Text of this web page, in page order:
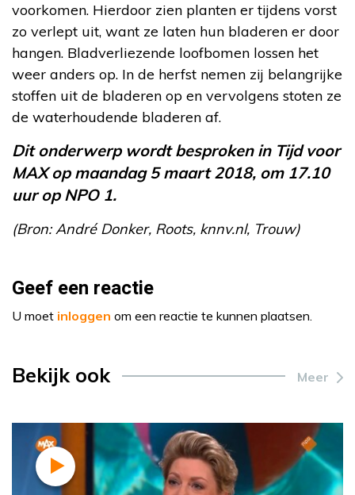
voorkomen. Hierdoor zien planten er tijdens vorst
zo verlept uit, want ze laten hun bladeren er door
hangen. Bladverliezende loofbomen lossen het
weer anders op. In de herfst nemen zij belangrijke
stoffen uit de bladeren op en vervolgens stoten ze
de waterhoudende bladeren af.
Dit onderwerp wordt besproken in Tijd voor
MAX op maandag 5 maart 2018, om 17.10
uur op NPO 1.
(Bron: André Donker, Roots, knnv.nl, Trouw)
Geef een reactie
U moet inloggen om een reactie te kunnen plaatsen.
Bekijk ook Meer